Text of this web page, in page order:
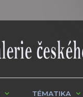
TÉMATIKA